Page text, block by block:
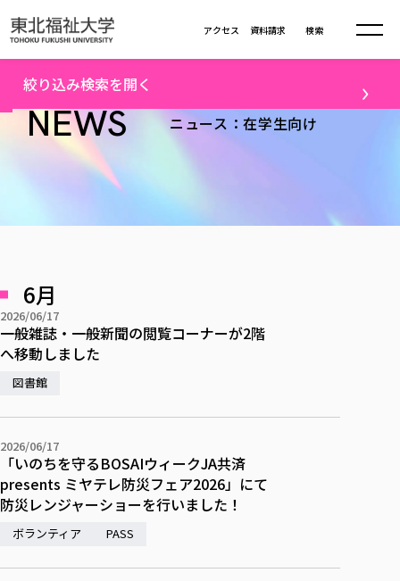
資料請求
アクセス 検索
建学の精神・教育の理念
学長室の窓
教育方針
各種方針
大学の概要
大学の歩み
学生・教職員・卒業生数
学則
寄附の受け入れ
関連法人
教職員募集
役員・評議員一覧
キャンパス案内
大学の取り組み
大学の取り組み
社会連携・研究
カリキュラム編成ガイドライン
本学のシラバスについて
一般事業主行動計画
公的資金等の不正使用の防止に関する基本方針
研究活動における不正行為の防止等に関する対応
大学広報誌「TFU Newsletter 東北福祉大学通信」
情報公開
情報公開
ガバナンス・コード
中期事業計画
事業計画／財務・事業報告
学部・大学院
学部・大学院TOP
総合福祉学部
社会福祉学科
福祉心理学科
福祉行政学科
共生まちづくり学部
共生まちづくり学部
共生まちづくり学科
教育学部
教育学部
教育学科
保健看護学科
リハビリテーション学科
産業福祉マネジメント学科
情報福祉マネジメント学科
仏教専修科
入学試験
進学相談会
オープンキャンパス
進路・就職 TOP
就職状況
東北福祉大学のキャリアサポート
東北福祉大学のキャリアサポート
進路・就職支援
採用ご担当者様へ
在学生の方
課外活動
文化会・文化系サークル紹介
大学指定団体紹介
国際交流
交換留学生 Exchange students
海外留学・研修
社会連携・研究
社会連携・研究 TOP
生涯教育・キャリア教育
NEWS ニュース：在学生向け
絞り込み検索を開く
テーマ
すべて
配信対象
すべて
保護者向け
6月
2026/06/17
一般雑誌・一般新聞の閲覧コーナーが2階
へ移動しました
図書館
2026/06/17
「いのちを守るBOSAIウィークJA共済
presents ミヤテレ防災フェア2026」にて
防災レンジャーショーを行いました！
ボランティア PASS